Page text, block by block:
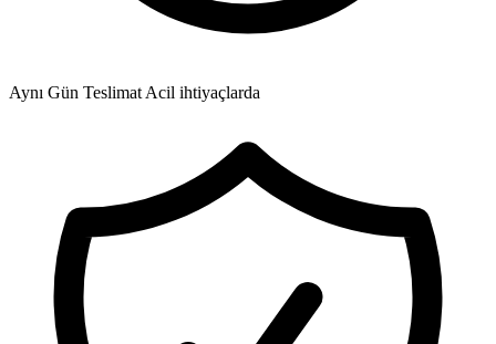
Aynı Gün Teslimat Acil ihtiyaçlarda